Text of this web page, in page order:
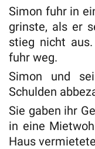
Simon fuhr in
grinste, als er
stieg nicht
fuhr weg.
Simon und
Schulden
Sie gaben ihr
in eine
Haus